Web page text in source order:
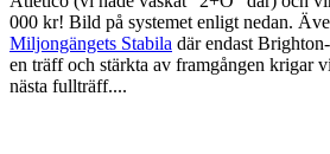
000 kr! Bild på systemet enligt nedan.
Miljongängets Stabila där endast
en träff och stärkta av framgången krigar
nästa fullträff....